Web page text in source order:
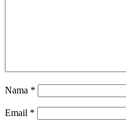
Nama *
Email *